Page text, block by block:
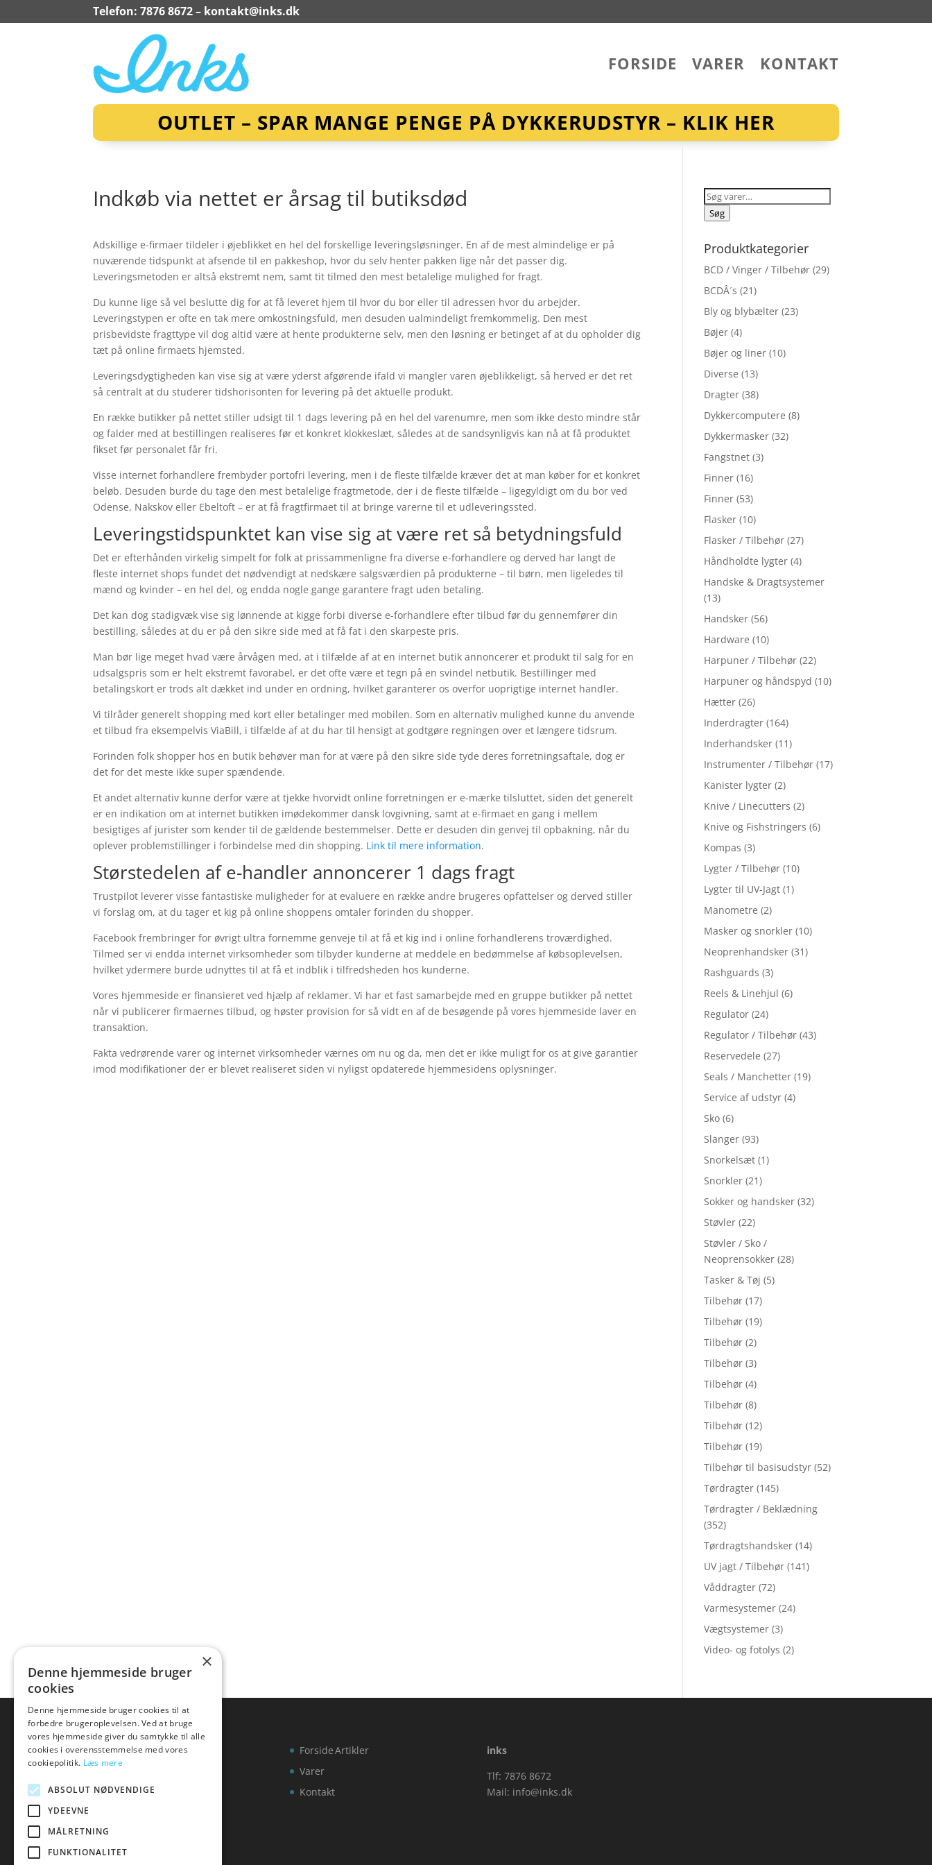
Telefon: 7876 8672 – kontakt@inks.dk
FORSIDE VARER KONTAKT
OUTLET – SPAR MANGE PENGE PÅ DYKKERUDSTYR – KLIK HER
Indkøb via nettet er årsag til butiksdød
Adskillige e-firmaer tildeler i øjeblikket en hel del forskellige leveringsløsninger. En af de mest almindelige er på
nuværende tidspunkt at afsende til en pakkeshop, hvor du selv henter pakken lige når det passer dig.
Leveringsmetoden er altså ekstremt nem, samt tit tilmed den mest betalelige mulighed for fragt.
Du kunne lige så vel beslutte dig for at få leveret hjem til hvor du bor eller til adressen hvor du arbejder.
Leveringstypen er ofte en tak mere omkostningsfuld, men desuden ualmindeligt fremkommelig. Den mest
prisbevidste fragttype vil dog altid være at hente produkterne selv, men den løsning er betinget af at du opholder dig
tæt på online firmaets hjemsted.
Leveringsdygtigheden kan vise sig at være yderst afgørende ifald vi mangler varen øjeblikkeligt, så herved er det ret
så centralt at du studerer tidshorisonten for levering på det aktuelle produkt.
En række butikker på nettet stiller udsigt til 1 dags levering på en hel del varenumre, men som ikke desto mindre står
og falder med at bestillingen realiseres før et konkret klokkeslæt, således at de sandsynligvis kan nå at få produktet
fikset før personalet får fri.
Visse internet forhandlere frembyder portofri levering, men i de fleste tilfælde kræver det at man køber for et konkret
beløb. Desuden burde du tage den mest betalelige fragtmetode, der i de fleste tilfælde – ligegyldigt om du bor ved
Odense, Nakskov eller Ebeltoft – er at få fragtfirmaet til at bringe varerne til et udleveringssted.
Leveringstidspunktet kan vise sig at være ret så betydningsfuld
Det er efterhånden virkelig simpelt for folk at prissammenligne fra diverse e-forhandlere og derved har langt de
fleste internet shops fundet det nødvendigt at nedskære salgsværdien på produkterne – til børn, men ligeledes til
mænd og kvinder – en hel del, og endda nogle gange garantere fragt uden betaling.
Det kan dog stadigvæk vise sig lønnende at kigge forbi diverse e-forhandlere efter tilbud før du gennemfører din
bestilling, således at du er på den sikre side med at få fat i den skarpeste pris.
Man bør lige meget hvad være årvågen med, at i tilfælde af at en internet butik annoncerer et produkt til salg for en
udsalgspris som er helt ekstremt favorabel, er det ofte være et tegn på en svindel netbutik. Bestillinger med
betalingskort er trods alt dækket ind under en ordning, hvilket garanterer os overfor uoprigtige internet handler.
Vi tilråder generelt shopping med kort eller betalinger med mobilen. Som en alternativ mulighed kunne du anvende
et tilbud fra eksempelvis ViaBill, i tilfælde af at du har til hensigt at godtgøre regningen over et længere tidsrum.
Forinden folk shopper hos en butik behøver man for at være på den sikre side tyde deres forretningsaftale, dog er
det for det meste ikke super spændende.
Et andet alternativ kunne derfor være at tjekke hvorvidt online forretningen er e-mærke tilsluttet, siden det generelt
er en indikation om at internet butikken imødekommer dansk lovgivning, samt at e-firmaet en gang i mellem
besigtiges af jurister som kender til de gældende bestemmelser. Dette er desuden din genvej til opbakning, når du
oplever problemstillinger i forbindelse med din shopping. Link til mere information.
Størstedelen af e-handler annoncerer 1 dags fragt
Trustpilot leverer visse fantastiske muligheder for at evaluere en række andre brugeres opfattelser og derved stiller
vi forslag om, at du tager et kig på online shoppens omtaler forinden du shopper.
Facebook frembringer for øvrigt ultra fornemme genveje til at få et kig ind i online forhandlerens troværdighed.
Tilmed ser vi endda internet virksomheder som tilbyder kunderne at meddele en bedømmelse af købsoplevelsen,
hvilket ydermere burde udnyttes til at få et indblik i tilfredsheden hos kunderne.
Vores hjemmeside er finansieret ved hjælp af reklamer. Vi har et fast samarbejde med en gruppe butikker på nettet
når vi publicerer firmaernes tilbud, og høster provision for så vidt en af de besøgende på vores hjemmeside laver en
transaktion.
Fakta vedrørende varer og internet virksomheder værnes om nu og da, men det er ikke muligt for os at give garantier
imod modifikationer der er blevet realiseret siden vi nyligst opdaterede hjemmesidens oplysninger.
Søg
efter:
Søg
Produktkategorier
BCD / Vinger / Tilbehør (29)
BCDÂ´s (21)
Bly og blybælter (23)
Bøjer (4)
Bøjer og liner (10)
Diverse (13)
Dragter (38)
Dykkercomputere (8)
Dykkermasker (32)
Fangstnet (3)
Finner (16)
Finner (53)
Flasker (10)
Flasker / Tilbehør (27)
Håndholdte lygter (4)
Handske & Dragtsystemer
(13)
Handsker (56)
Hardware (10)
Harpuner / Tilbehør (22)
Harpuner og håndspyd (10)
Hætter (26)
Inderdragter (164)
Inderhandsker (11)
Instrumenter / Tilbehør (17)
Kanister lygter (2)
Knive / Linecutters (2)
Knive og Fishstringers (6)
Kompas (3)
Lygter / Tilbehør (10)
Lygter til UV-Jagt (1)
Manometre (2)
Masker og snorkler (10)
Neoprenhandsker (31)
Rashguards (3)
Reels & Linehjul (6)
Regulator (24)
Regulator / Tilbehør (43)
Reservedele (27)
Seals / Manchetter (19)
Service af udstyr (4)
Sko (6)
Slanger (93)
Snorkelsæt (1)
Snorkler (21)
Sokker og handsker (32)
Støvler (22)
Støvler / Sko /
Neoprensokker (28)
Tasker & Tøj (5)
Tilbehør (17)
Tilbehør (19)
Tilbehør (2)
Tilbehør (3)
Tilbehør (4)
Tilbehør (8)
Tilbehør (12)
Tilbehør (19)
Tilbehør til basisudstyr (52)
Tørdragter (145)
Tørdragter / Beklædning
(352)
Tørdragtshandsker (14)
UV jagt / Tilbehør (141)
Våddragter (72)
Varmesystemer (24)
Vægtsystemer (3)
Video- og fotolys (2)
Forside
Varer
Kontakt
Artikler
inks
Tlf: 7876 8672
Mail: info@inks.dk
×
Denne hjemmeside bruger
cookies
Denne hjemmeside bruger cookies til at
forbedre brugeroplevelsen. Ved at bruge
vores hjemmeside giver du samtykke til alle
cookies i overensstemmelse med vores
cookiepolitik. Læs mere
ABSOLUT NØDVENDIGE
YDEEVNE
MÅLRETNING
FUNKTIONALITET